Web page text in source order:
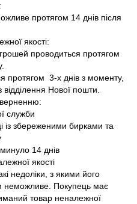
протягом 14 днів після
якості:
проводиться протягом
протягом 3-х днів з моменту,
Нової пошти.
служби
із збереженими бирками та
минуло 14 днів
якості
недоліки, з якими його
неможливе. Покупець має
товар неналежної